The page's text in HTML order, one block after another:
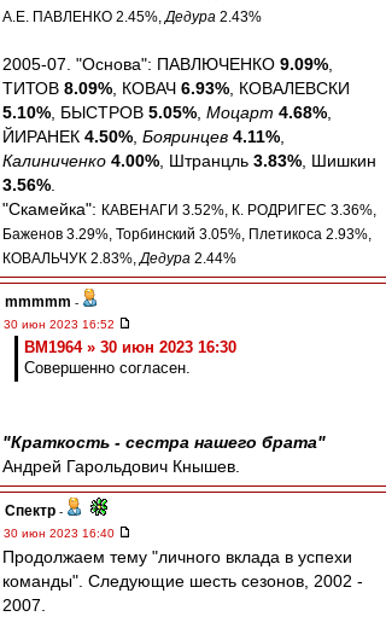
А.Е. ПАВЛЕНКО 2.45%,Дедура 2.43%
2005-07. "Основа": ПАВЛЮЧЕНКО 9.09%
ТИТОВ 8.09% , КОВАЧ 6.93% , КОВАЛЕВСКИ
5.10% , БЫСТРОВ 5.05% Моцарт 4.68%
ЙИРАНЕК 4.50% Бояринцев 4.11%
Калиниченко 4.00% , Штранцль 3.83% , Шишкин
3.56%
"Скамейка": КАВЕНАГИ 3.52%, К. РОДРИГЕС 3.36%,
Баженов 3.29%, Торбинский 3.05%, Плетикоса 2.93%,
КОВАЛЬЧУК 2.83%,Дедура 2.44%
mmmmm -
30 июн 2023 16:52
BM1964 » 30 июн 2023 16:30
Совершенно согласен.
"Краткость - сестра нашего брата"
Андрей Гарольдович Кнышев.
Спектр -
30 июн 2023 16:40
Продолжаем тему "личного вклада в успехи
команды". Следующие шесть сезонов, 2002 -
2007.